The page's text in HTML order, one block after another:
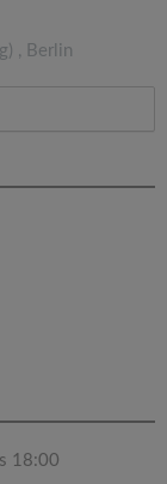
, Berlin
18:00